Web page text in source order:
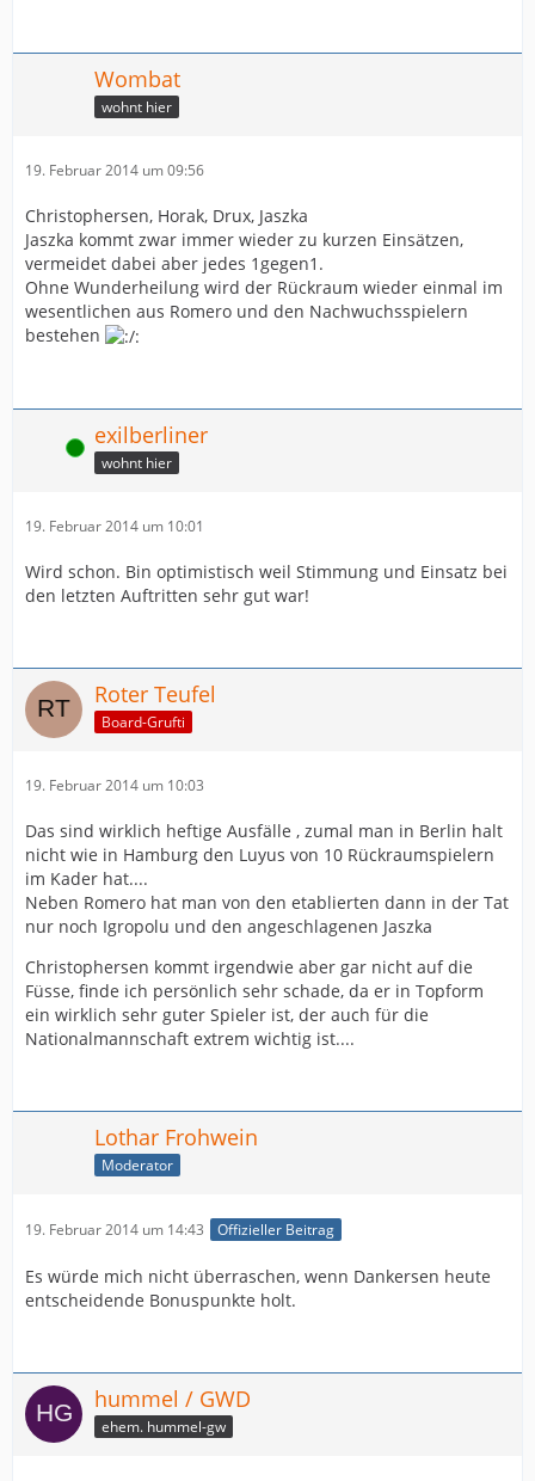
Wombat
wohnt hier
19. Februar 2014 um 09:56
Christophersen, Horak, Drux, Jaszka
Jaszka kommt zwar immer wieder zu kurzen Einsätzen,
vermeidet dabei aber jedes 1gegen1.
Ohne Wunderheilung wird der Rückraum wieder einmal im
wesentlichen aus Romero und den Nachwuchsspielern
bestehen
Online exilberliner
wohnt hier
19. Februar 2014 um 10:01
Wird schon. Bin optimistisch weil Stimmung und Einsatz bei
den letzten Auftritten sehr gut war!
Roter Teufel
Board-Grufti
19. Februar 2014 um 10:03
Das sind wirklich heftige Ausfälle , zumal man in Berlin halt
nicht wie in Hamburg den Luyus von 10 Rückraumspielern
im Kader hat....
Neben Romero hat man von den etablierten dann in der Tat
nur noch Igropolu und den angeschlagenen Jaszka
Christophersen kommt irgendwie aber gar nicht auf die
Füsse, finde ich persönlich sehr schade, da er in Topform
ein wirklich sehr guter Spieler ist, der auch für die
Nationalmannschaft extrem wichtig ist....
Lothar Frohwein
Moderator
19. Februar 2014 um 14:43 Offizieller Beitrag
Es würde mich nicht überraschen, wenn Dankersen heute
entscheidende Bonuspunkte holt.
hummel / GWD
ehem. hummel-gw